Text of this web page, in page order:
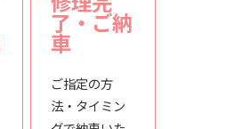
了・ご納
車
ご指定の方
法・タイミン